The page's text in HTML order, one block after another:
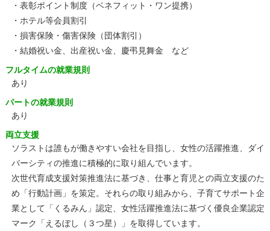
・表彰ポイント制度（ベネフィット・ワン提携）
・ホテル等会員割引
・損害保険・傷害保険（団体割引）
・結婚祝い金、出産祝い金、慶弔見舞金 など
フルタイムの就業規則
あり
パートの就業規則
あり
両立支援
ソラストは誰もが働きやすい会社を目指し、女性の活躍推進、ダイ
バーシティの推進に積極的に取り組んでいます。
次世代育成支援対策推進法に基づき、仕事と育児との両立支援のた
め「行動計画」を策定。それらの取り組みから、子育てサポート企
業として「くるみん」認定、女性活躍推進法に基づく優良企業認定
マーク「えるぼし（３つ星）」を取得しています。